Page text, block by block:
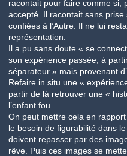
racontait pour faire comme si,
accepté. Il racontait sans
confiées à l’Autre. Il ne lui
représentation.
Il a pu sans doute « se
son expérience passée, à
séparateur » mais provenant
Refaire in situ une «
partir de là retrouver une «
l’enfant fou.
On peut mettre cela en
le besoin de figurabilité dans
doivent repasser par des
rêve. Puis ces images se